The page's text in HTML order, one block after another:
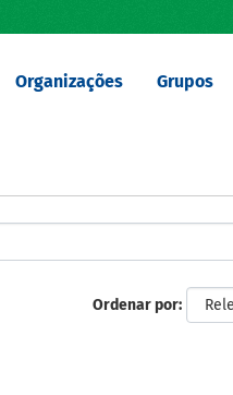
Organizações Grupos
Ordenar por